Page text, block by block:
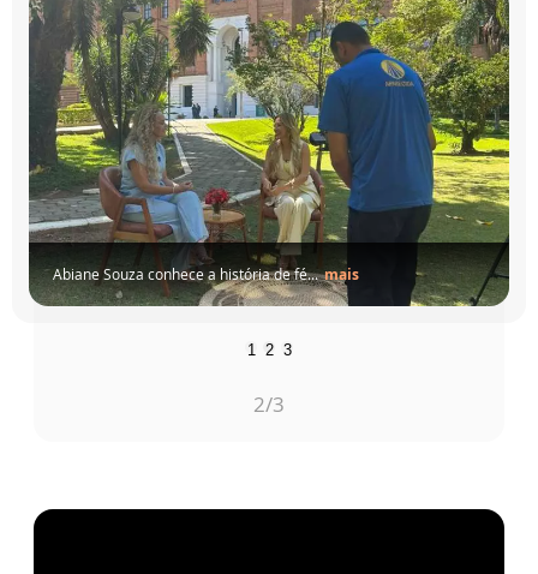
Abiane
Souza
conhece
a
história
de
fé...
mais
1 2 3
3/3